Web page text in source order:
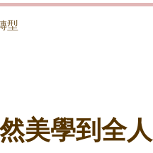
型
美學到全人